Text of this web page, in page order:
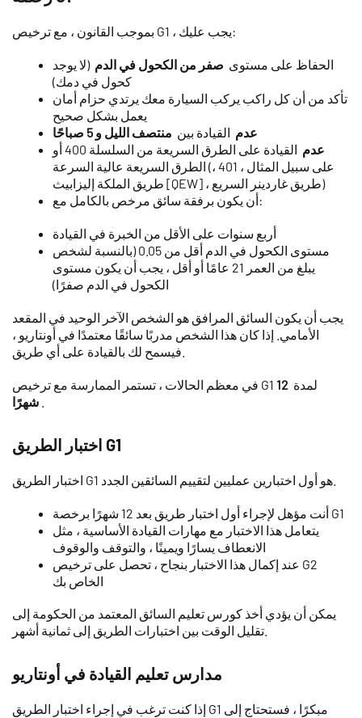
بموجب القانون ، مع ترخيص G1 ، يجب عليك:
الحفاظ على مستوى صفر من الكحول في الدم (لا يوجد
كحول في دمك)
تأكد من أن كل راكب يركب السيارة معك يرتدي حزام أمان
يعمل بشكل صحيح
عدم القيادة بين منتصف الليل و 5 صباحًا
عدم
القيادة على الطرق السريعة من السلسلة 400 أو
الطرق السريعة عالية السرعة (على سبيل المثال ، 401 ،
طريق الملكة إليزابيث [QEW] ، طريق غاردينر السريع)
أن يكون برفقة سائق مرخص بالكامل مع:
أربع سنوات على الأقل من الخبرة في القيادة
مستوى الكحول في الدم أقل من 0.05 (بالنسبة لشخص
يبلغ من العمر 21 عامًا أو أقل ، يجب أن يكون مستوى
الكحول في الدم صفرًا)
يجب أن يكون السائق المرافق هو الشخص الآخر الوحيد في المقعد
الأمامي. إذا كان هذا الشخص مدربًا سائقًا معتمدًا في أونتاريو ،
في معظم الحالات ، تستمر الممارسة مع ترخيص G1 لمدة 12
شهرًا
اختبار الطريق G1
أنت مؤهل لإجراء أول اختبار طريق بعد 12 شهرًا برخصة G1
يتعامل هذا الاختبار مع مهارات القيادة الأساسية ، مثل
الانعطاف يسارًا ويمينًا ، والتوقف والوقوف
عند إكمال هذا الاختبار بنجاح ، تحصل على ترخيص G2
الخاص بك
يمكن أن يؤدي أخذ كورس تعليم السائق المعتمد من الحكومة إلى
مدارس تعليم القيادة في أونتاريو
إذا كنت ترغب في إجراء اختبار الطريق G1 مبكرًا ، فستحتاج إلى